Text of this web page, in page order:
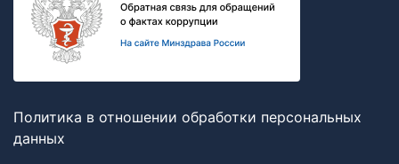
Политика в отношении обработки персональных
данных